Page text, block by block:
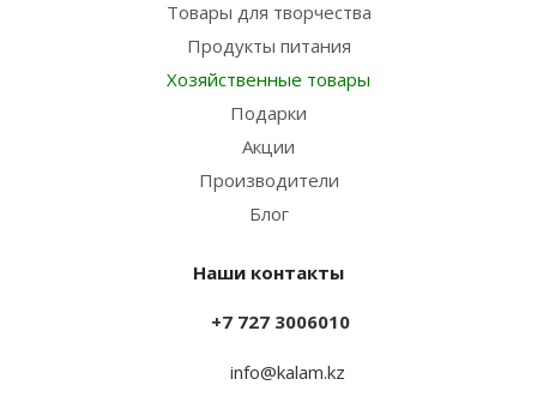
Товары для творчества
Продукты питания
Хозяйственные товары
Подарки
Акции
Производители
Блог
Наши контакты
+7 727 3006010
info@kalam.kz